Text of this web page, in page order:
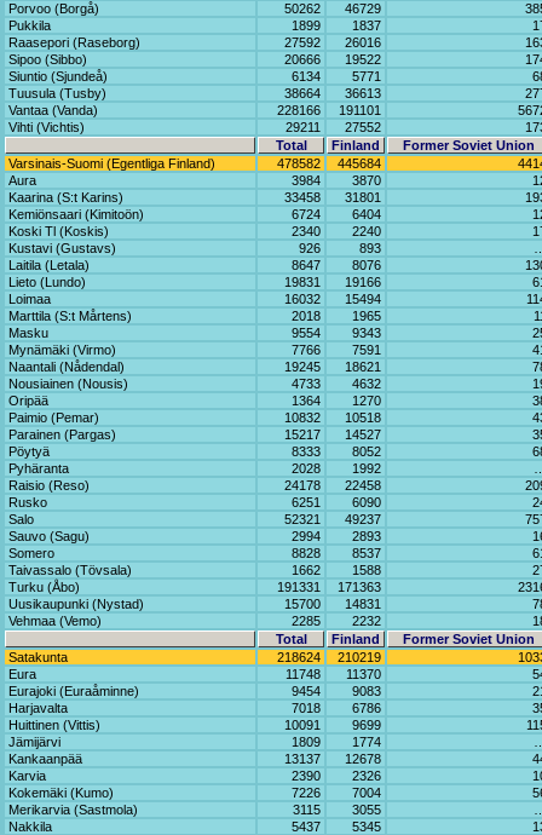
Porvoo (Borgå)
50262 46729
Pukkila
1899 1837
Raasepori (Raseborg)
27592 26016
Sipoo (Sibbo)
20666 19522
Siuntio (Sjundeå)
6134 5771
Tuusula (Tusby)
38664 36613
Vantaa (Vanda)
228166 191101
Vihti (Vichtis)
29211 27552
Total
Finland
Former Soviet Union
Varsinais-Suomi (Egentliga Finland)
478582 445684
Aura
3984 3870
Kaarina (S:t Karins)
33458 31801
Kemiönsaari (Kimitoön)
6724 6404
Koski Tl (Koskis)
2340 2240
Kustavi (Gustavs)
926 893
Laitila (Letala)
8647 8076
Lieto (Lundo)
19831 19166
Loimaa
16032 15494
Marttila (S:t Mårtens)
2018 1965
Masku
9554 9343
Mynämäki (Virmo)
7766 7591
Naantali (Nådendal)
19245 18621
Nousiainen (Nousis)
4733 4632
Oripää
1364 1270
Paimio (Pemar)
10832 10518
Parainen (Pargas)
15217 14527
Pöytyä
8333 8052
Pyhäranta
2028 1992
Raisio (Reso)
24178 22458
Rusko
6251 6090
Salo
52321 49237
Sauvo (Sagu)
2994 2893
Somero
8828 8537
Taivassalo (Tövsala)
1662 1588
Turku (Åbo)
191331 171363
Uusikaupunki (Nystad)
15700 14831
Vehmaa (Vemo)
2285 2232
Total
Finland
Former Soviet Union
Satakunta
218624 210219
Eura
11748 11370
Eurajoki (Euraåminne)
9454 9083
Harjavalta
7018 6786
Huittinen (Vittis)
10091 9699
Jämijärvi
1809 1774
Kankaanpää
13137 12678
Karvia
2390 2326
Kokemäki (Kumo)
7226 7004
Merikarvia (Sastmola)
3115 3055
Nakkila
5437 5345